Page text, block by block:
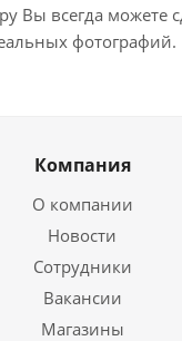
Вы всегда можете
фотографий.
Компания
О компании
Новости
Сотрудники
Вакансии
Магазины